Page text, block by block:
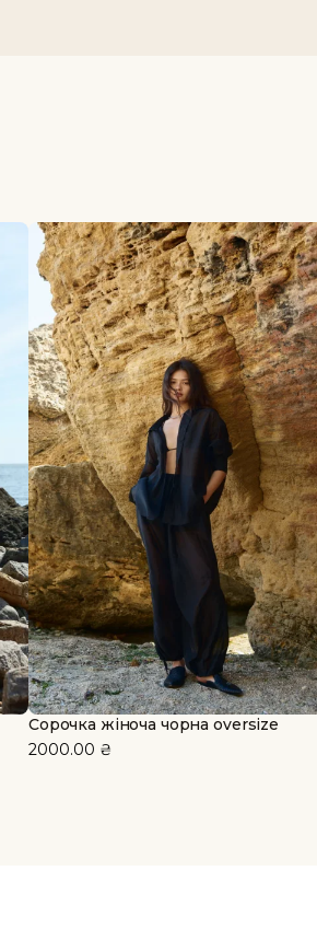
Сорочка жіноча чорна oversize
2000.00 ₴